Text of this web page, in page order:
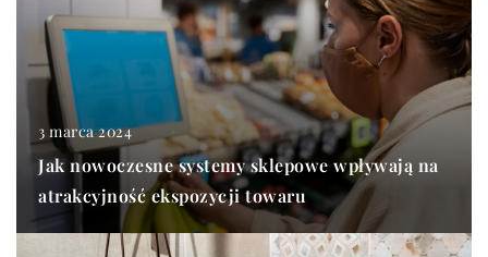
3 marca 2024
Jak nowoczesne systemy sklepowe wpływają na
atrakcyjność ekspozycji towaru